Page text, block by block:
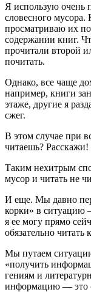
Я использую очень
словесного мусора.
просматриваю их
содержании книг.
прочитали второй
почитать.
Однако, все чаще
например, книги
этаже, другие я
сжег.
В этом случае при
читаешь? Расскажи!
Таким нехитрым
мусор и читать не
И еще. Мы давно
корки» в ситуацию
я ее могу прямо
обязательно читать
Мы путаем
«получить
гениям и
информацию — это